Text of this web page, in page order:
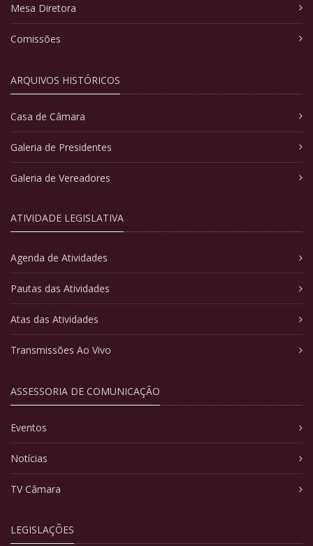
Mesa Diretora
Comissões
ARQUIVOS HISTÓRICOS
Casa de Câmara
Galeria de Presidentes
Galeria de Vereadores
ATIVIDADE LEGISLATIVA
Agenda de Atividades
Pautas das Atividades
Atas das Atividades
Transmissões Ao Vivo
ASSESSORIA DE COMUNICAÇÃO
Eventos
Notícias
TV Câmara
LEGISLAÇÕES